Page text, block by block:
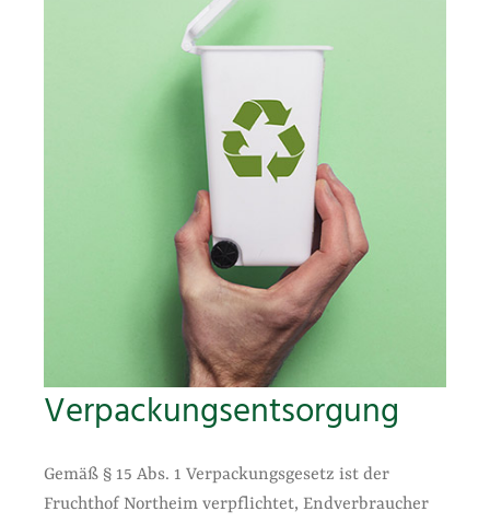
Verpackungsentsorgung
Gemäß § 15 Abs. 1 Verpackungsgesetz ist der
Fruchthof Northeim verpflichtet, Endverbraucher